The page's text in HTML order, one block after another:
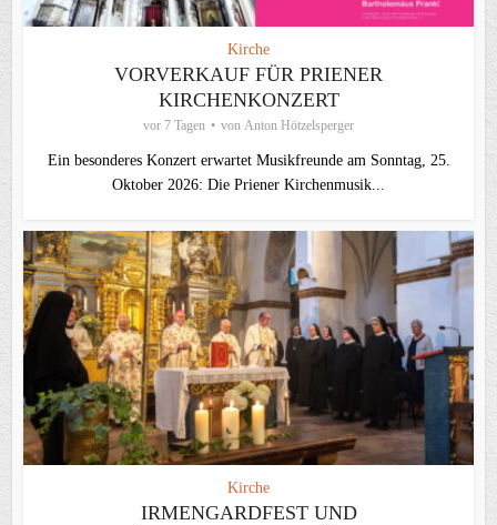
Kirche
VORVERKAUF FÜR PRIENER
KIRCHENKONZERT
vor 7 Tagen von Anton Hötzelsperger
Ein besonderes Konzert erwartet Musikfreunde am Sonntag, 25.
Oktober 2026: Die Priener Kirchenmusik...
Kirche
IRMENGARDFEST UND